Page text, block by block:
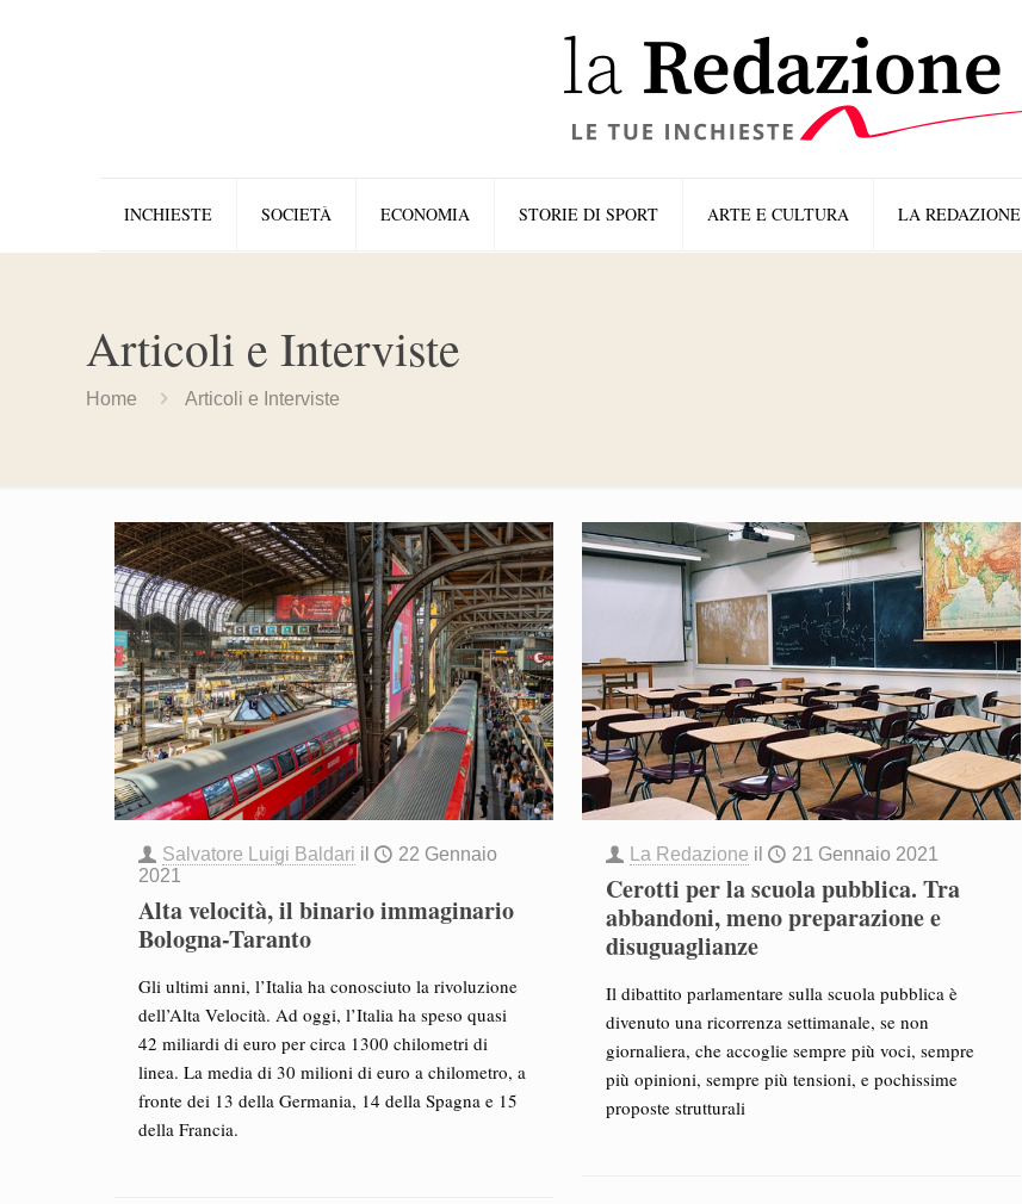
INCHIESTE SOCIETÀ ECONOMIA STORIE DI SPORT ARTE E CULTURA LA REDAZIONE
Articoli e Interviste
Home Articoli e Interviste
Salvatore Luigi Baldari il
22 Gennaio
2021
Alta velocità, il binario immaginario
Bologna-Taranto
Gli ultimi anni, l’Italia ha conosciuto la rivoluzione
dell’Alta Velocità. Ad oggi, l’Italia ha speso quasi
42 miliardi di euro per circa 1300 chilometri di
linea. La media di 30 milioni di euro a chilometro, a
fronte dei 13 della Germania, 14 della Spagna e 15
della Francia.
La Redazione il 21 Gennaio 2021
Cerotti per la scuola pubblica. Tra
abbandoni, meno preparazione e
disuguaglianze
Il dibattito parlamentare sulla scuola pubblica è
divenuto una ricorrenza settimanale, se non
giornaliera, che accoglie sempre più voci, sempre
più opinioni, sempre più tensioni, e pochissime
proposte strutturali